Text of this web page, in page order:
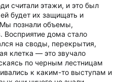
считали этажи, и это был
будет их защищать и
Мы познали объемы,
дома стало
на своды, перекрытия,
клетка — это звучало
по черным лестницам
к каким-то выступам и